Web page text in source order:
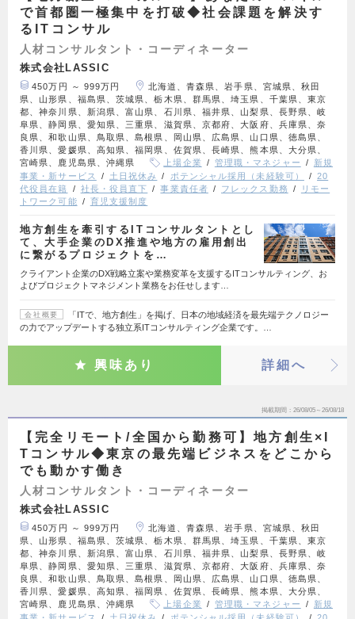
で首都圏一極集中を打破◆社会課題を解決す
るITコンサル
人材コンサルタント・コーディネーター
株式会社LASSIC
450万円 ～ 999万円
北海道、青森県、岩手県、宮城県、秋田
県、山形県、福島県、茨城県、栃木県、群馬県、埼玉県、千葉県、東京
都、神奈川県、新潟県、富山県、石川県、福井県、山梨県、長野県、岐
阜県、静岡県、愛知県、三重県、滋賀県、京都府、大阪府、兵庫県、奈
良県、和歌山県、鳥取県、島根県、岡山県、広島県、山口県、徳島県、
香川県、愛媛県、高知県、福岡県、佐賀県、長崎県、熊本県、大分県、
宮崎県、鹿児島県、沖縄県
上場企業 管理職・マネジャー
新規
事業・新サービス
土日祝休み ポテンシャル採用（未経験可）
20
代役員在籍
社長・役員直下 事業責任者 フレックス勤務
リモー
トワーク可能
育児支援制度
地方創生を牽引するITコンサルタントとし
て、大手企業のDX推進や地方の雇用創出
に繋がるプロジェクトを…
クライアント企業のDX戦略立案や業務変革を支援するITコンサルティング、お
よびプロジェクトマネジメント業務をお任せします…
会社概要
「ITで、地方創生」を掲げ、日本の地域経済を最先端テクノロジー
の力でアップデートする独立系ITコンサルティング企業です。…
興味あり 詳細へ
掲載期間 26/08/05～26/08/18
【完全リモート/全国から勤務可】地方創生×I
Tコンサル◆東京の最先端ビジネスをどこから
でも動かす働き
人材コンサルタント・コーディネーター
株式会社LASSIC
450万円 ～ 999万円
北海道、青森県、岩手県、宮城県、秋田
県、山形県、福島県、茨城県、栃木県、群馬県、埼玉県、千葉県、東京
都、神奈川県、新潟県、富山県、石川県、福井県、山梨県、長野県、岐
阜県、静岡県、愛知県、三重県、滋賀県、京都府、大阪府、兵庫県、奈
良県、和歌山県、鳥取県、島根県、岡山県、広島県、山口県、徳島県、
香川県、愛媛県、高知県、福岡県、佐賀県、長崎県、熊本県、大分県、
宮崎県、鹿児島県、沖縄県
上場企業 管理職・マネジャー
新規